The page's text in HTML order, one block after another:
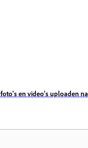
foto's en video's uploaden